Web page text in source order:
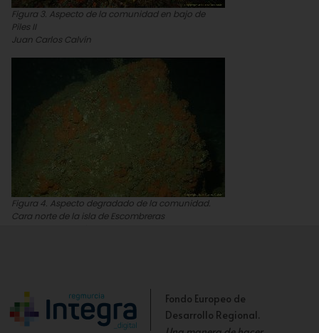
Figura 3. Aspecto de la comunidad en bajo de
Piles II
Juan Carlos Calvín
Figura 4. Aspecto degradado de la comunidad.
Cara norte de la isla de Escombreras
Fondo Europeo de
Desarrollo Regional.